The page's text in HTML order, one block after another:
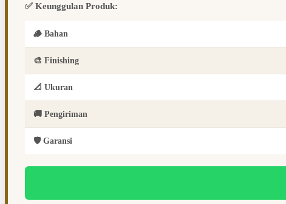
✅ Keunggulan Produk:
🪵 Bahan
🎨 Finishing
📐 Ukuran
🚚 Pengiriman
🛡️ Garansi